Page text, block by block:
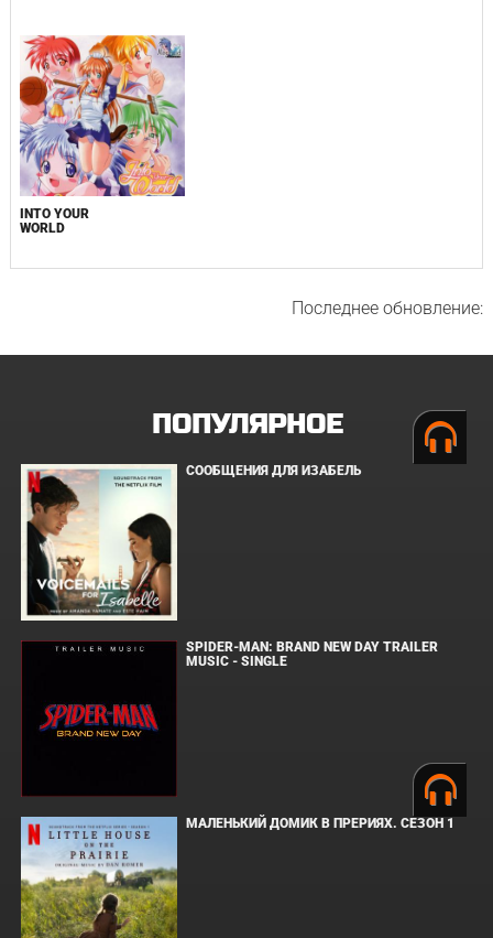
INTO YOUR
WORLD
Последнее обновление:
ПОПУЛЯРНОЕ
СООБЩЕНИЯ ДЛЯ ИЗАБЕЛЬ
SPIDER-MAN: BRAND NEW DAY TRAILER
MUSIC - SINGLE
МАЛЕНЬКИЙ ДОМИК В ПРЕРИЯХ. СЕЗОН 1